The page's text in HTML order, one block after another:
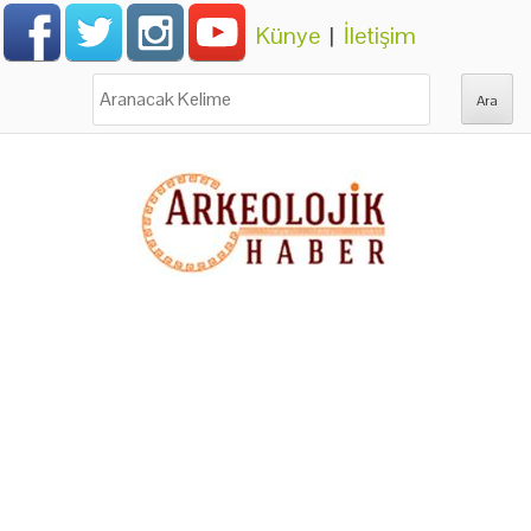
Künye | İletişim